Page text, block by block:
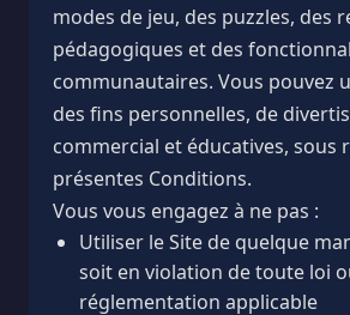
modes de jeu, des puzzles, des
pédagogiques et des
communautaires. Vous pouvez
des fins personnelles, de
commercial et éducatives, sous
présentes Conditions.
Vous vous engagez à ne pas :
Utiliser le Site de quelque
soit en violation de toute loi
réglementation applicable